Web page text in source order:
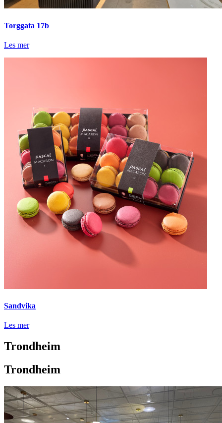
Torggata 17b
Les mer
Sandvika
Les mer
Trondheim
Trondheim